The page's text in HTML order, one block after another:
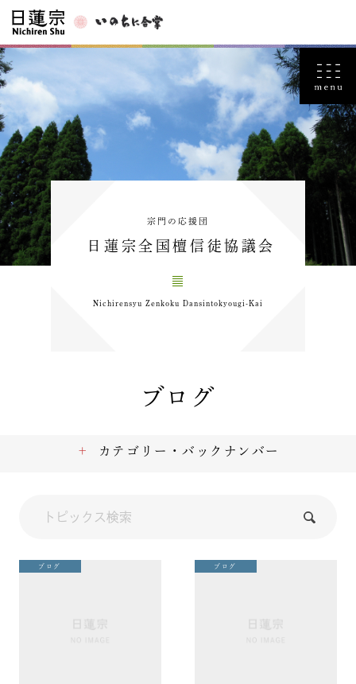
宗門の応援団
日蓮宗全国檀信徒協議会
Nichirensyu Zenkoku Dansintokyougi-Kai
ブログ
ブログ ブログ
カテゴリー・バックナンバー